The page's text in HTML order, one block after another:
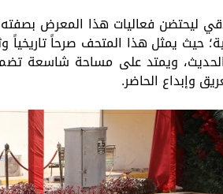
ليحتضن فعاليات هذا المعرض
حيث يمثل هذا المتحف صرحاً تاريخياً
الحديث، ويمتد على مساحة شاسعة
وإبداع الحاضر.